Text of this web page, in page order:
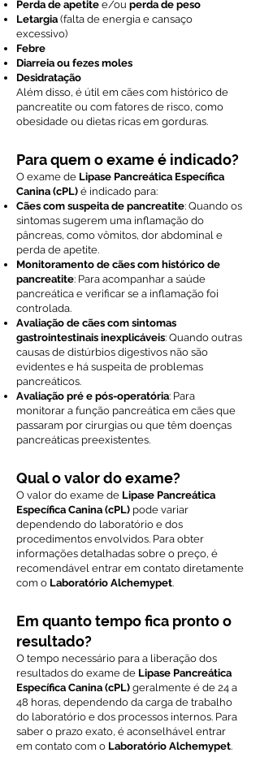
Perda de apetite e/ou perda de peso
Letargia (falta de energia e cansaço
excessivo)
Febre
Diarreia ou fezes moles
Desidratação
Além disso, é útil em cães com histórico de
pancreatite ou com fatores de risco, como
obesidade ou dietas ricas em gorduras.
Para quem o exame é indicado?
O exame de Lipase Pancreática Específica
Canina (cPL) é indicado para:
Cães com suspeita de pancreatite: Quando os
sintomas sugerem uma inflamação do
pâncreas, como vômitos, dor abdominal e
perda de apetite.
Monitoramento de cães com histórico de
pancreatite: Para acompanhar a saúde
pancreática e verificar se a inflamação foi
controlada.
Avaliação de cães com sintomas
gastrointestinais inexplicáveis: Quando outras
causas de distúrbios digestivos não são
evidentes e há suspeita de problemas
pancreáticos.
Avaliação pré e pós-operatória: Para
monitorar a função pancreática em cães que
passaram por cirurgias ou que têm doenças
pancreáticas preexistentes.
Qual o valor do exame?
O valor do exame de Lipase Pancreática
Específica Canina (cPL) pode variar
dependendo do laboratório e dos
procedimentos envolvidos. Para obter
informações detalhadas sobre o preço, é
recomendável entrar em contato diretamente
com o Laboratório Alchemypet.
Em quanto tempo fica pronto o
resultado?
O tempo necessário para a liberação dos
resultados do exame de Lipase Pancreática
Específica Canina (cPL) geralmente é de 24 a
48 horas, dependendo da carga de trabalho
do laboratório e dos processos internos. Para
saber o prazo exato, é aconselhável entrar
em contato com o Laboratório Alchemypet.